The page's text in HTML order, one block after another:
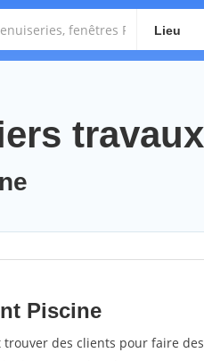
Lieu
Piscine
des clients pour faire